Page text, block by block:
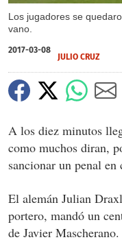
Los jugadores se
vano.
2017-03-08
JULIO CRUZ
A los diez minutos
como muchos diran,
sancionar un penal
El alemán Julian
portero, mandó un
de Javier Mascherano.